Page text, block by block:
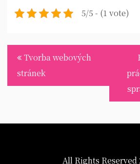
5/5 - (1 vote)
Navigace
pro
příspěvek
Tvorba webových
stránek
All Rights Reserved